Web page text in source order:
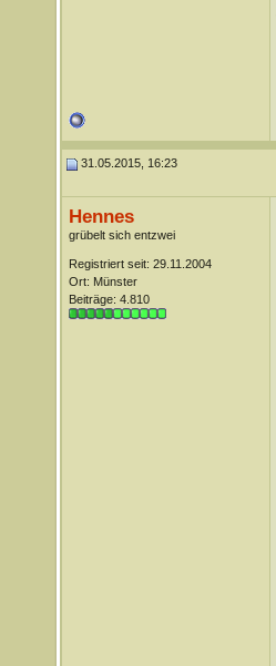
31.05.2015, 16:23
Hennes
grübelt sich entzwei
Registriert seit: 29.11.2004
Ort: Münster
Beiträge: 4.810